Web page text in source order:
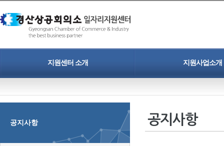
지원센터 소개 지원사업소개
찾아오시는길 인력채용 홍보지원
공지사항 공지사항